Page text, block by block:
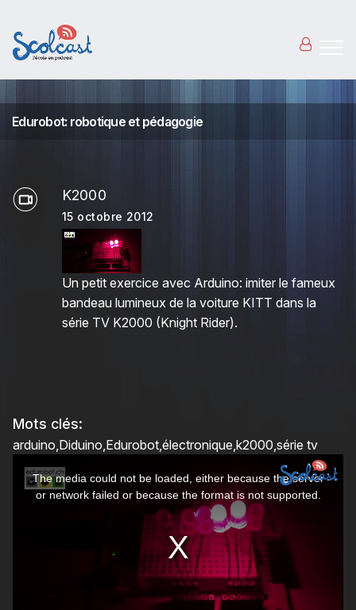
Edurobot: robotique et pédagogie
K2000
15 octobre 2012
Un petit exercice avec Arduino: imiter le fameux
bandeau lumineux de la voiture KITT dans la
série TV K2000 (Knight Rider).
Mots clés:
arduino Diduino Edurobot électronique k2000 série tv
The media could not be loaded, either because the server
or network failed or because the format is not supported.